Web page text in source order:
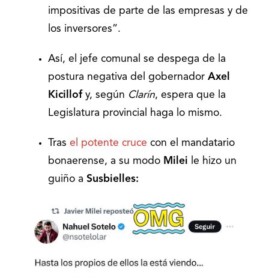
impositivas de parte de las empresas y de
los inversores”.
Así, el jefe comunal se despega de la
postura negativa del gobernador Axel
Kicillof y, según Clarín, espera que la
Legislatura provincial haga lo mismo.
Tras el potente cruce con el mandatario
bonaerense, a su modo Milei le hizo un
guiño a Susbielles: